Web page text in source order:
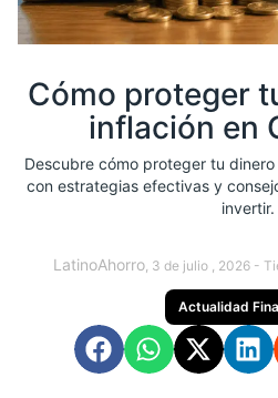
Cómo proteger
inflación en
Descubre cómo proteger tu
con estrategias efectivas y
invertir.
LatinoAhorro , 3 de julio , 2026 -
Actualidad